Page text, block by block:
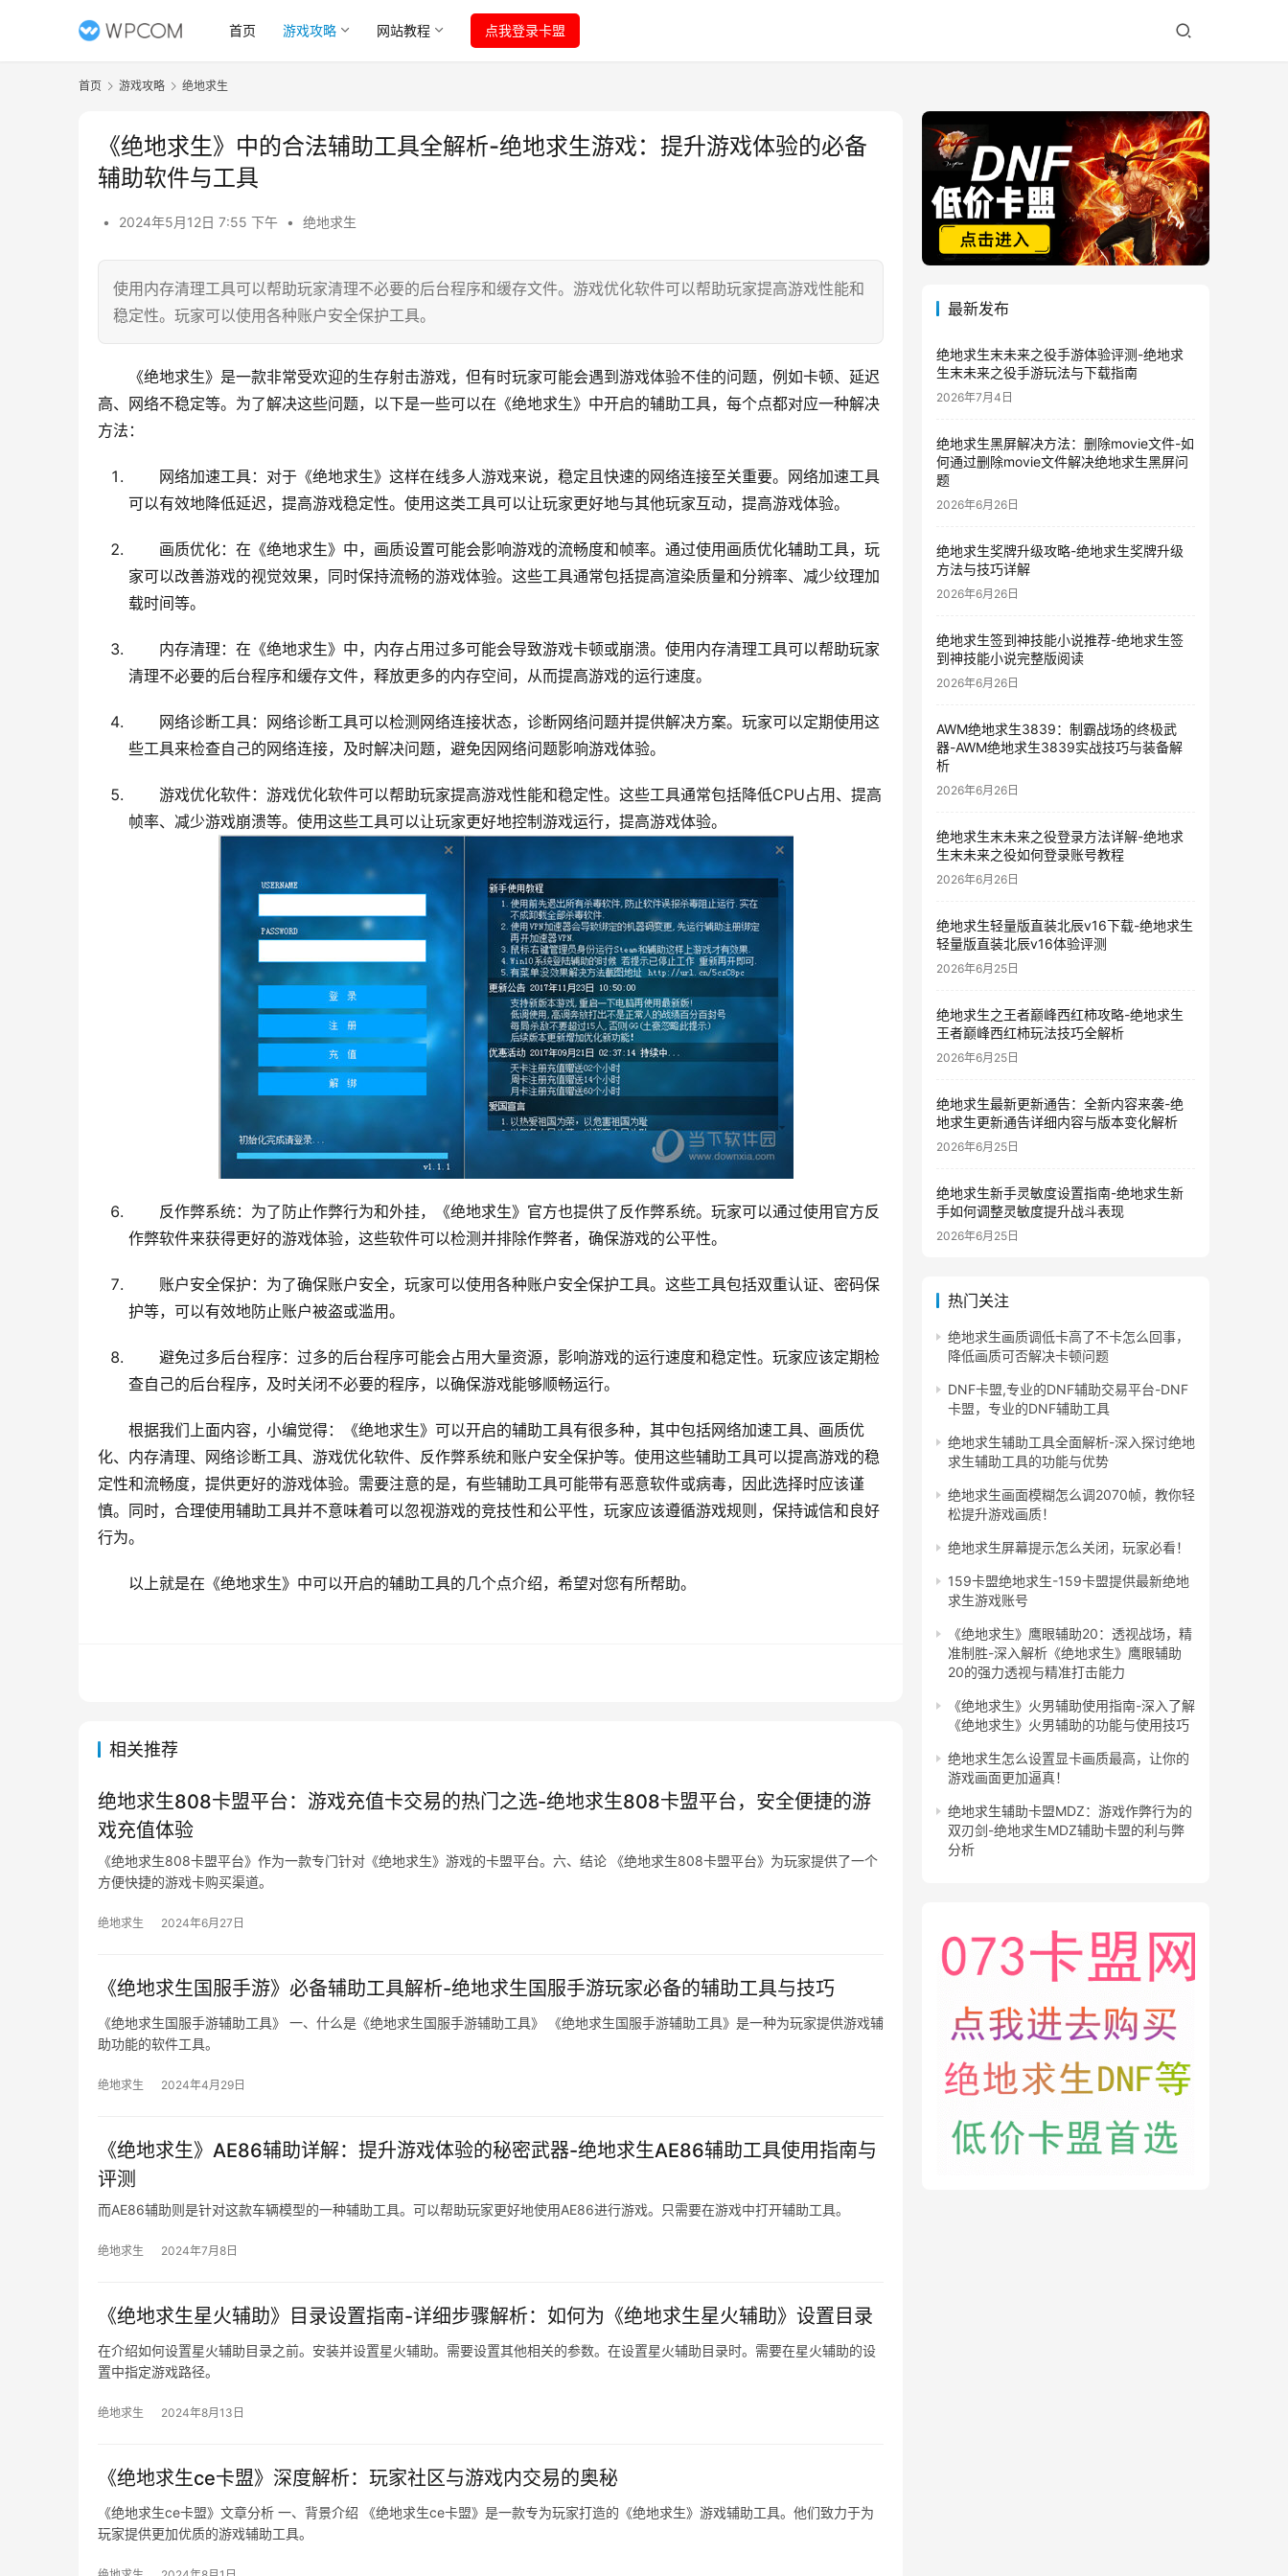
首页 游戏攻略 网站教程 点我登录卡盟
首页 游戏攻略 绝地求生
《绝地求生》中的合法辅助工具全解析-绝地求生游戏：提升游戏体验的必备
辅助软件与工具
• 2024年5月12日 7:55 下午 • 绝地求生
使用内存清理工具可以帮助玩家清理不必要的后台程序和缓存文件。游戏优化软件可以帮助玩家提高游戏性能和
稳定性。玩家可以使用各种账户安全保护工具。
《绝地求生》是一款非常受欢迎的生存射击游戏，但有时玩家可能会遇到游戏体验不佳的问题，例如卡顿、延迟
高、网络不稳定等。为了解决这些问题，以下是一些可以在《绝地求生》中开启的辅助工具，每个点都对应一种解决
方法：
网络加速工具：对于《绝地求生》这样在线多人游戏来说，稳定且快速的网络连接至关重要。网络加速工具
可以有效地降低延迟，提高游戏稳定性。使用这类工具可以让玩家更好地与其他玩家互动，提高游戏体验。
画质优化：在《绝地求生》中，画质设置可能会影响游戏的流畅度和帧率。通过使用画质优化辅助工具，玩
家可以改善游戏的视觉效果，同时保持流畅的游戏体验。这些工具通常包括提高渲染质量和分辨率、减少纹理加
载时间等。
内存清理：在《绝地求生》中，内存占用过多可能会导致游戏卡顿或崩溃。使用内存清理工具可以帮助玩家
清理不必要的后台程序和缓存文件，释放更多的内存空间，从而提高游戏的运行速度。
网络诊断工具：网络诊断工具可以检测网络连接状态，诊断网络问题并提供解决方案。玩家可以定期使用这
些工具来检查自己的网络连接，及时解决问题，避免因网络问题影响游戏体验。
游戏优化软件：游戏优化软件可以帮助玩家提高游戏性能和稳定性。这些工具通常包括降低CPU占用、提高
帧率、减少游戏崩溃等。使用这些工具可以让玩家更好地控制游戏运行，提高游戏体验。
反作弊系统：为了防止作弊行为和外挂，《绝地求生》官方也提供了反作弊系统。玩家可以通过使用官方反
作弊软件来获得更好的游戏体验，这些软件可以检测并排除作弊者，确保游戏的公平性。
账户安全保护：为了确保账户安全，玩家可以使用各种账户安全保护工具。这些工具包括双重认证、密码保
护等，可以有效地防止账户被盗或滥用。
避免过多后台程序：过多的后台程序可能会占用大量资源，影响游戏的运行速度和稳定性。玩家应该定期检
查自己的后台程序，及时关闭不必要的程序，以确保游戏能够顺畅运行。
根据我们上面内容，小编觉得：《绝地求生》可以开启的辅助工具有很多种，其中包括网络加速工具、画质优
化、内存清理、网络诊断工具、游戏优化软件、反作弊系统和账户安全保护等。使用这些辅助工具可以提高游戏的稳
定性和流畅度，提供更好的游戏体验。需要注意的是，有些辅助工具可能带有恶意软件或病毒，因此选择时应该谨
慎。同时，合理使用辅助工具并不意味着可以忽视游戏的竞技性和公平性，玩家应该遵循游戏规则，保持诚信和良好
行为。
以上就是在《绝地求生》中可以开启的辅助工具的几个点介绍，希望对您有所帮助。
相关推荐
绝地求生808卡盟平台：游戏充值卡交易的热门之选-绝地求生808卡盟平台，安全便捷的游
戏充值体验
《绝地求生808卡盟平台》作为一款专门针对《绝地求生》游戏的卡盟平台。六、结论 《绝地求生808卡盟平台》为玩家提供了一个
方便快捷的游戏卡购买渠道。
绝地求生 2024年6月27日
《绝地求生国服手游》必备辅助工具解析-绝地求生国服手游玩家必备的辅助工具与技巧
《绝地求生国服手游辅助工具》 一、什么是《绝地求生国服手游辅助工具》 《绝地求生国服手游辅助工具》是一种为玩家提供游戏辅
助功能的软件工具。
绝地求生 2024年4月29日
《绝地求生》AE86辅助详解：提升游戏体验的秘密武器-绝地求生AE86辅助工具使用指南与
评测
而AE86辅助则是针对这款车辆模型的一种辅助工具。可以帮助玩家更好地使用AE86进行游戏。只需要在游戏中打开辅助工具。
绝地求生 2024年7月8日
《绝地求生星火辅助》目录设置指南-详细步骤解析：如何为《绝地求生星火辅助》设置目录
在介绍如何设置星火辅助目录之前。安装并设置星火辅助。需要设置其他相关的参数。在设置星火辅助目录时。需要在星火辅助的设
置中指定游戏路径。
绝地求生 2024年8月13日
《绝地求生ce卡盟》深度解析：玩家社区与游戏内交易的奥秘
《绝地求生ce卡盟》文章分析 一、背景介绍 《绝地求生ce卡盟》是一款专为玩家打造的《绝地求生》游戏辅助工具。他们致力于为
玩家提供更加优质的游戏辅助工具。
最新发布
绝地求生末未来之役手游体验评测-绝地求
生末未来之役手游玩法与下载指南
2026年7月4日
绝地求生黑屏解决方法：删除movie文件-如
何通过删除movie文件解决绝地求生黑屏问
题
2026年6月26日
绝地求生奖牌升级攻略-绝地求生奖牌升级
方法与技巧详解
2026年6月26日
绝地求生签到神技能小说推荐-绝地求生签
到神技能小说完整版阅读
2026年6月26日
AWM绝地求生3839：制霸战场的终极武
器-AWM绝地求生3839实战技巧与装备解
析
2026年6月26日
绝地求生末未来之役登录方法详解-绝地求
生末未来之役如何登录账号教程
2026年6月26日
绝地求生轻量版直装北辰v16下载-绝地求生
轻量版直装北辰v16体验评测
2026年6月25日
绝地求生之王者巅峰西红柿攻略-绝地求生
王者巅峰西红柿玩法技巧全解析
2026年6月25日
绝地求生最新更新通告：全新内容来袭-绝
地求生更新通告详细内容与版本变化解析
2026年6月25日
绝地求生新手灵敏度设置指南-绝地求生新
手如何调整灵敏度提升战斗表现
2026年6月25日
热门关注
绝地求生画质调低卡高了不卡怎么回事，
降低画质可否解决卡顿问题
DNF卡盟,专业的DNF辅助交易平台-DNF
卡盟，专业的DNF辅助工具
绝地求生辅助工具全面解析-深入探讨绝地
求生辅助工具的功能与优势
绝地求生画面模糊怎么调2070帧，教你轻
松提升游戏画质！
绝地求生屏幕提示怎么关闭，玩家必看！
159卡盟绝地求生-159卡盟提供最新绝地
求生游戏账号
《绝地求生》鹰眼辅助20：透视战场，精
准制胜-深入解析《绝地求生》鹰眼辅助
20的强力透视与精准打击能力
《绝地求生》火男辅助使用指南-深入了解
《绝地求生》火男辅助的功能与使用技巧
绝地求生怎么设置显卡画质最高，让你的
游戏画面更加逼真！
绝地求生辅助卡盟MDZ：游戏作弊行为的
双刃剑-绝地求生MDZ辅助卡盟的利与弊
分析